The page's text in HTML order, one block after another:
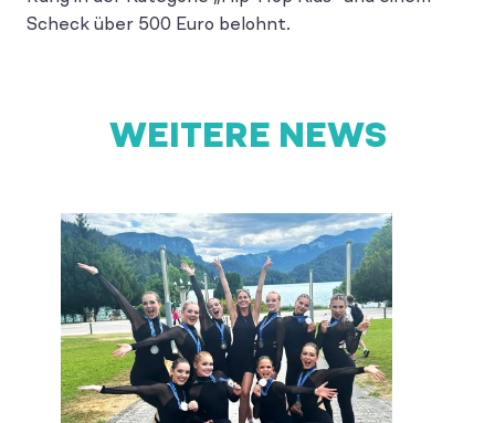
Scheck über 500 Euro belohnt.
WEITERE NEWS